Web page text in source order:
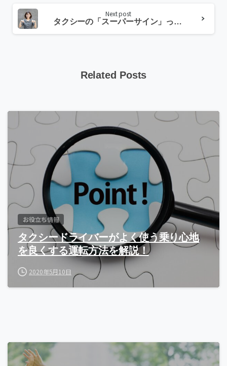
Next post
タクシーの「スーパーサイン」って何？それぞれの意味について解説！
Related Posts
お役立ち情報
タクシードライバーがよく使う乗り心地
を良くする運転方法を解説！
2020年5月10日